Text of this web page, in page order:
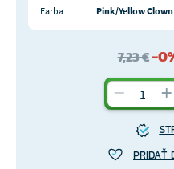
Farba
Pink/Yellow Clown
7,23 €-
PRIDAŤ